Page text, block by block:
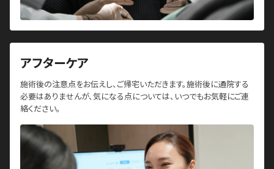
アフターケア
施術後の注意点をお伝えし、ご帰宅いただきます。施術後に通院する
必要はありませんが、気になる点については、いつでもお気軽にご連
絡ください。